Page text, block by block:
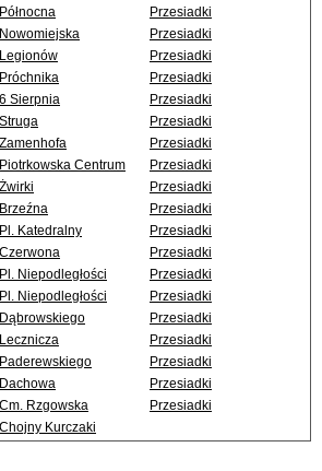
Północna
Przesiadki
Nowomiejska
Przesiadki
Legionów
Przesiadki
Próchnika
Przesiadki
6 Sierpnia
Przesiadki
Struga
Przesiadki
Zamenhofa
Przesiadki
Piotrkowska Centrum
Przesiadki
Żwirki
Przesiadki
Brzeźna
Przesiadki
Pl. Katedralny
Przesiadki
Czerwona
Przesiadki
Pl. Niepodległości
Przesiadki
Pl. Niepodległości
Przesiadki
Dąbrowskiego
Przesiadki
Lecznicza
Przesiadki
Paderewskiego
Przesiadki
Dachowa
Przesiadki
Cm. Rzgowska
Przesiadki
Chojny Kurczaki